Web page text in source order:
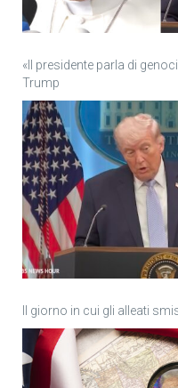
«Il presidente parla di
Trump
Il giorno in cui gli alleati